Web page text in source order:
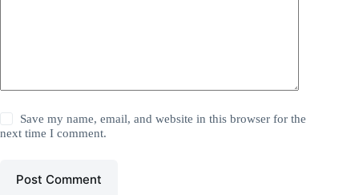
Save my name, email, and website in this browser for the
next time I comment.
Post Comment